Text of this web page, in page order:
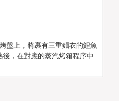
盤上，將裹有三重麵衣的鯉魚
，在對應的蒸汽烤箱程序中